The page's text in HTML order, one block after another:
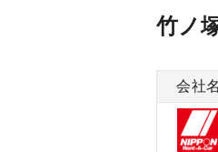
竹ノ
会社名